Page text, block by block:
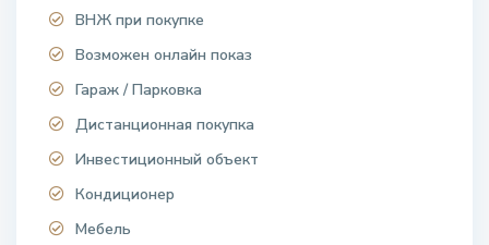
ВНЖ при покупке
Возможен онлайн показ
Гараж / Парковка
Дистанционная покупка
Инвестиционный объект
Кондиционер
Мебель